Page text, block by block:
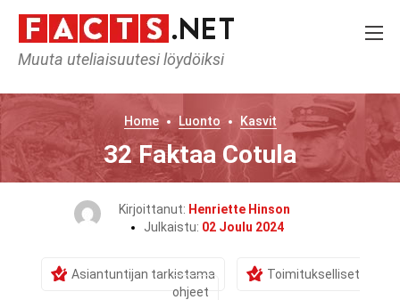
Muuta uteliaisuutesi löydöiksi
Home Luonto Kasvit
32 Faktaa Cotula
Kirjoittanut: Henriette Hinson
Julkaistu: 02 Joulu 2024
Asiantuntijan tarkistama
Toimitukselliset
ohjeet